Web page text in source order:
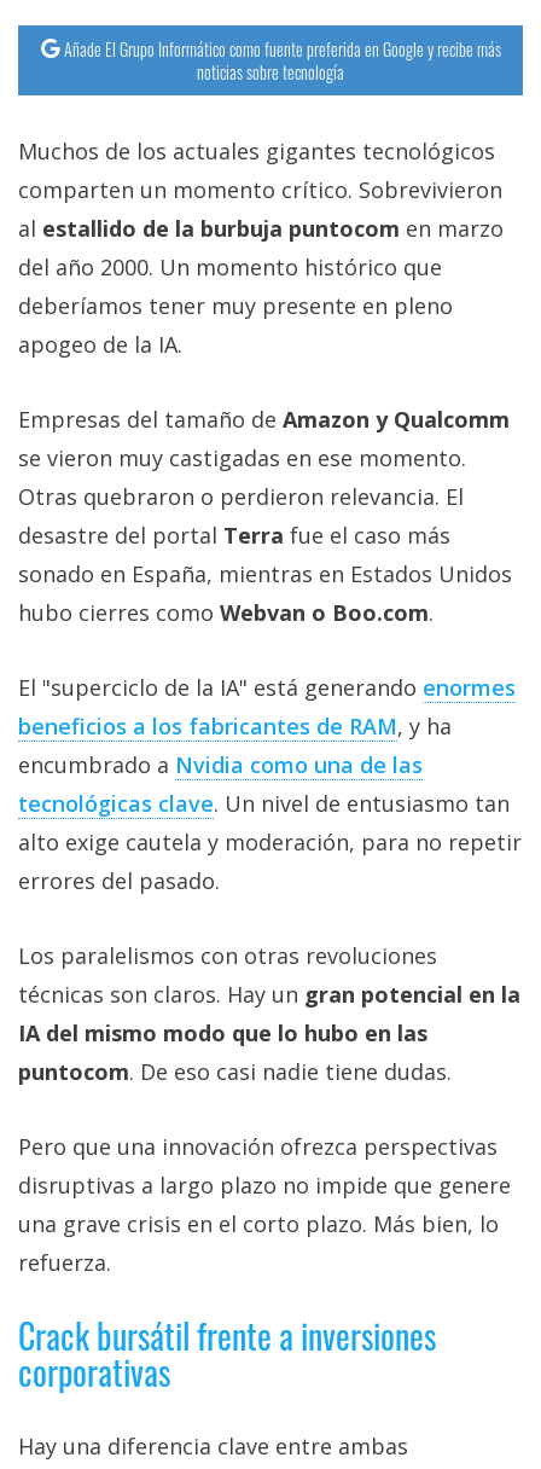
Añade El Grupo Informático como fuente preferida en Google y recibe más
noticias sobre tecnología
Muchos de los actuales gigantes tecnológicos
comparten un momento crítico. Sobrevivieron
al estallido de la burbuja puntocom en marzo
del año 2000. Un momento histórico que
deberíamos tener muy presente en pleno
apogeo de la IA.
Empresas del tamaño de Amazon y Qualcomm
se vieron muy castigadas en ese momento.
Otras quebraron o perdieron relevancia. El
desastre del portal Terra fue el caso más
sonado en España, mientras en Estados Unidos
hubo cierres como Webvan o Boo.com.
El "superciclo de la IA" está generando enormes
beneficios a los fabricantes de RAM‎, y ha
encumbrado a Nvidia como una de las
tecnológicas clave‎. Un nivel de entusiasmo tan
alto exige cautela y moderación, para no repetir
errores del pasado.
Los paralelismos con otras revoluciones
técnicas son claros. Hay un gran potencial en la
IA del mismo modo que lo hubo en las
puntocom. De eso casi nadie tiene dudas.
Pero que una innovación ofrezca perspectivas
disruptivas a largo plazo no impide que genere
una grave crisis en el corto plazo. Más bien, lo
refuerza.
Crack bursátil frente a inversiones
corporativas
Hay una diferencia clave entre ambas